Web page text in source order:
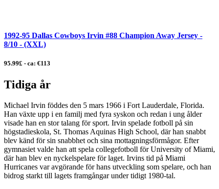
1992-95 Dallas Cowboys Irvin #88 Champion Away Jersey -
8/10 - (XXL)
95.99£ - ca: €113
Tidiga år
Michael Irvin föddes den 5 mars 1966 i Fort Lauderdale, Florida.
Han växte upp i en familj med fyra syskon och redan i ung ålder
visade han en stor talang för sport. Irvin spelade fotboll på sin
högstadieskola, St. Thomas Aquinas High School, där han snabbt
blev känd för sin snabbhet och sina mottagningsförmågor. Efter
gymnasiet valde han att spela collegefotboll för University of Miami,
där han blev en nyckelspelare för laget. Irvins tid på Miami
Hurricanes var avgörande för hans utveckling som spelare, och han
bidrog starkt till lagets framgångar under tidigt 1980-tal.